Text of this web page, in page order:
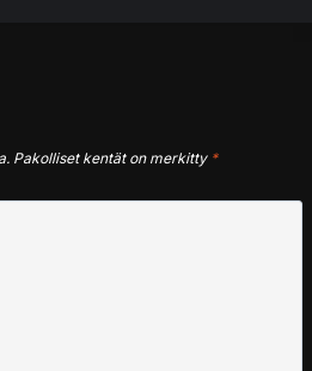
Pakolliset kentät on merkitty *